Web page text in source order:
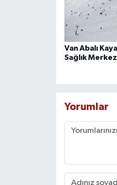
Van Abalı
Sağlık
Yorumlar